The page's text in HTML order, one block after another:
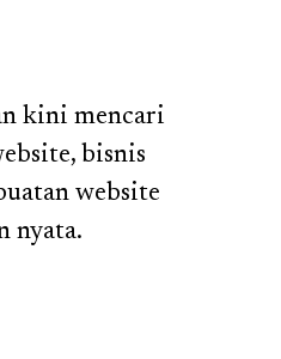
kini mencari
bisnis
website
nyata.